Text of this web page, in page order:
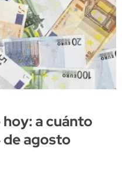
a cuánto
agosto